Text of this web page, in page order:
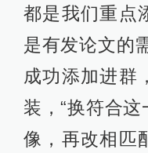
都是我们重点
是有发论文的
成功添加进群
装，“换符合
像，再改相匹